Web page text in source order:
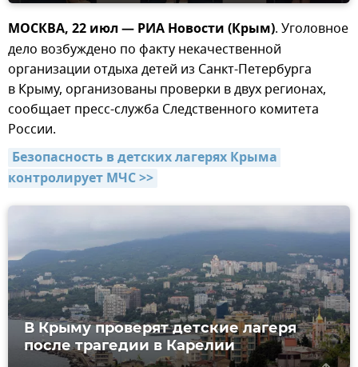
МОСКВА, 22 июл — РИА Новости (Крым). Уголовное
дело возбуждено по факту некачественной
организации отдыха детей из Санкт-Петербурга
в Крыму, организованы проверки в двух регионах,
сообщает пресс-служба Следственного комитета
России.
Безопасность в детских лагерях Крыма
контролирует МЧС >>
В Крыму проверят детские лагеря
после трагедии в Карелии